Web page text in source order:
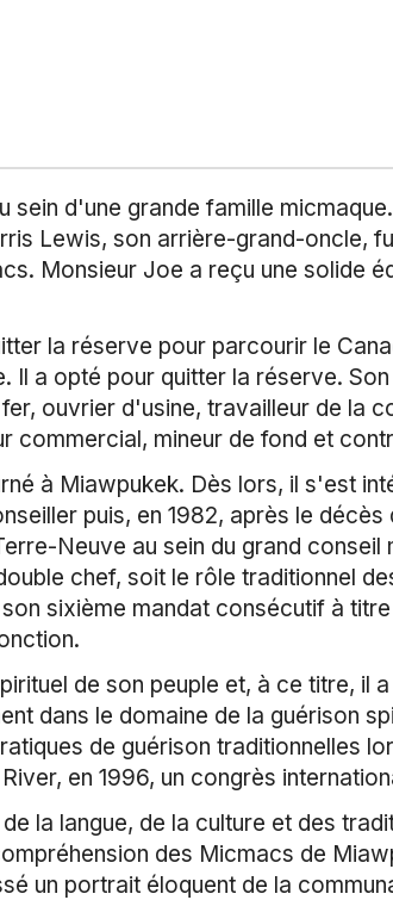
sein d'une grande famille
Lewis, son arrière-grand-oncle,
Monsieur Joe a reçu une solide
la réserve pour parcourir le
Il a opté pour quitter la réserve.
ouvrier d'usine, travailleur de la
commercial, mineur de fond et
à Miawpukek. Dès lors, il s'est
puis, en 1982, après le
Neuve au sein du grand
chef, soit le rôle traditionnel
sixième mandat consécutif à
de son peuple et, à ce titre, il
dans le domaine de la guérison
de guérison traditionnelles
en 1996, un congrès
la langue, de la culture et des
des Micmacs de
un portrait éloquent de la